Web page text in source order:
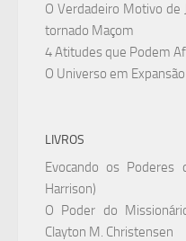
O Verdadeiro Motivo de
tornado Maçom
4 Atitudes que Podem
O Universo em Expansão
LIVROS
Evocando os Poderes
Harrison)
O Poder do
Clayton M. Christensen